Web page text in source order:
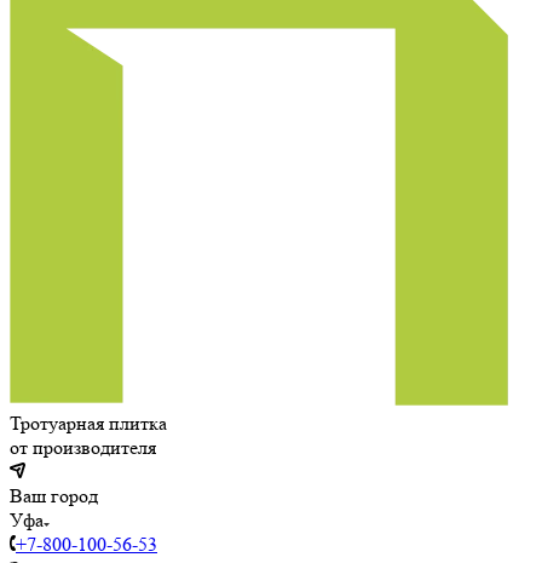
Тротуарная плитка
от производителя
Ваш город
Уфа
+7-800-100-56-53